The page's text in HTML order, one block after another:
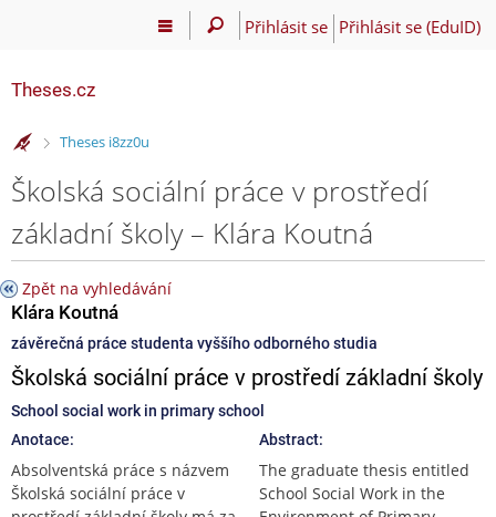
Přihlásit se Přihlásit se (EduID)
Theses.cz
>
Theses i8zz0u
Školská sociální práce v prostředí
základní školy – Klára Koutná
Zpět na vyhledávání
Klára Koutná
závěrečná práce studenta vyššího odborného studia
Školská sociální práce v prostředí základní školy
School social work in primary school
Anotace:
Absolventská práce s názvem
Školská sociální práce v
Abstract:
The graduate thesis entitled
School Social Work in the